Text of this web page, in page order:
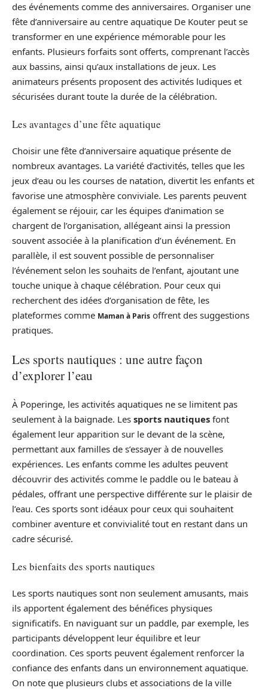
des événements comme des anniversaires. Organiser une
fête d’anniversaire au centre aquatique De Kouter peut se
transformer en une expérience mémorable pour les
enfants. Plusieurs forfaits sont offerts, comprenant l’accès
aux bassins, ainsi qu’aux installations de jeux. Les
animateurs présents proposent des activités ludiques et
sécurisées durant toute la durée de la célébration.
Les avantages d’une fête aquatique
Choisir une fête d’anniversaire aquatique présente de
nombreux avantages. La variété d’activités, telles que les
jeux d’eau ou les courses de natation, divertit les enfants et
favorise une atmosphère conviviale. Les parents peuvent
également se réjouir, car les équipes d’animation se
chargent de l’organisation, allégeant ainsi la pression
souvent associée à la planification d’un événement. En
parallèle, il est souvent possible de personnaliser
l’événement selon les souhaits de l’enfant, ajoutant une
touche unique à chaque célébration. Pour ceux qui
recherchent des idées d’organisation de fête, les
plateformes comme Maman à Paris offrent des suggestions
pratiques.
Les sports nautiques : une autre façon
d’explorer l’eau
À Poperinge, les activités aquatiques ne se limitent pas
seulement à la baignade. Les sports nautiques font
également leur apparition sur le devant de la scène,
permettant aux familles de s’essayer à de nouvelles
expériences. Les enfants comme les adultes peuvent
découvrir des activités comme le paddle ou le bateau à
pédales, offrant une perspective différente sur le plaisir de
l’eau. Ces sports sont idéaux pour ceux qui souhaitent
combiner aventure et convivialité tout en restant dans un
cadre sécurisé.
Les bienfaits des sports nautiques
Les sports nautiques sont non seulement amusants, mais
ils apportent également des bénéfices physiques
significatifs. En naviguant sur un paddle, par exemple, les
participants développent leur équilibre et leur
coordination. Ces sports peuvent également renforcer la
confiance des enfants dans un environnement aquatique.
On note que plusieurs clubs et associations de la ville